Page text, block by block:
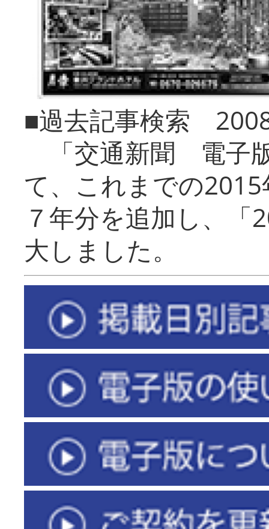
■過去記事検索
「交通新聞 電子
て、これまでの
７年分を追加し、「
大しまし